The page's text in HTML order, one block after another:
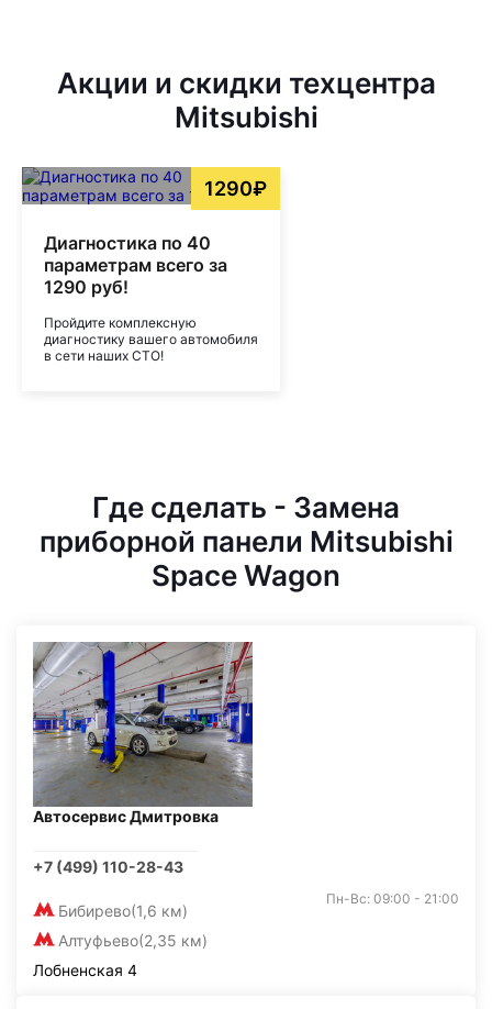
Акции и скидки техцентра
Mitsubishi
1290₽
Диагностика по 40
параметрам всего за
1290 руб!
Пройдите комплексную
диагностику вашего автомобиля
в сети наших СТО!
Где сделать - Замена
приборной панели Mitsubishi
Space Wagon
Автосервис Дмитровка
+7 (499) 110-28-43
Бибирево(1,6 км)
Алтуфьево(2,35 км)
Пн-Вс: 09:00 - 21:00
Лобненская 4